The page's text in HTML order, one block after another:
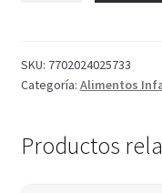
SKU: 7702024025733
Categoría: Alimentos
Productos